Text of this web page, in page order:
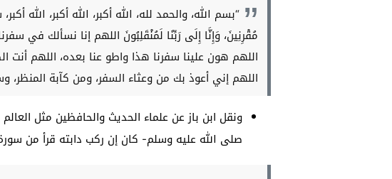
“بسم الله، والحمد لله، الله أكبر، الله أكبر، الله
مُقْرِنِينَ، وَإِنَّا إِلَى رَبِّنَا لَمُنْقَلِبُونَ اللهم إنا نسألك في
اللهم هون علينا سفرنا هذا واطو عنا بعده، اللهم
اللهم إني أعوذ بك من وعثاء السفر، ومن كآبة المنظر،
ونقل ابن باز عن علماء الحديث والحافظين مثل
صلى الله عليه وسلم- كان إن ركب دابته قرأ من سورة